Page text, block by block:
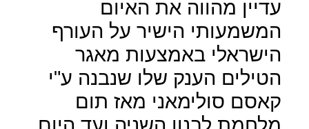
עדיין מהווה את האיום
המשמעותי הישיר על העורף
הישראלי באמצעות מאגר
הטילים הענק שלו שנבנה ע"י
קאסם סולימאני מאז תום
מלחמת לבנון השניה ועד היום